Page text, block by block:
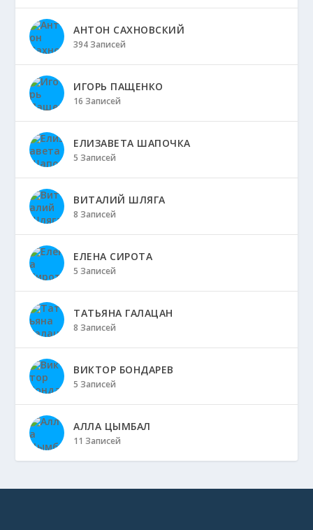
АНТОН САХНОВСКИЙ
394 Записей
ИГОРЬ ПАЩЕНКО
16 Записей
ЕЛИЗАВЕТА ШАПОЧКА
5 Записей
ВИТАЛИЙ ШЛЯГА
8 Записей
ЕЛЕНА СИРОТА
5 Записей
ТАТЬЯНА ГАЛАЦАН
8 Записей
ВИКТОР БОНДАРЕВ
5 Записей
АЛЛА ЦЫМБАЛ
11 Записей